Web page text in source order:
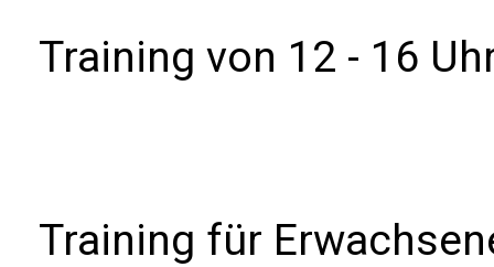
Training von 12 - 16
Training für